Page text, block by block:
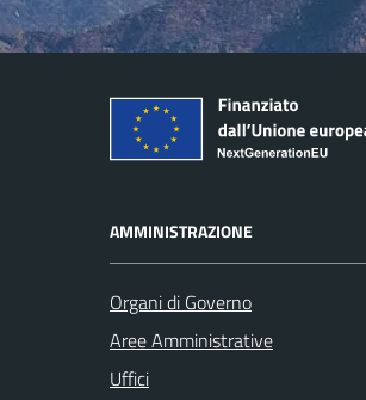
AMMINISTRAZIONE
Organi di Governo
Aree Amministrative
Uffici